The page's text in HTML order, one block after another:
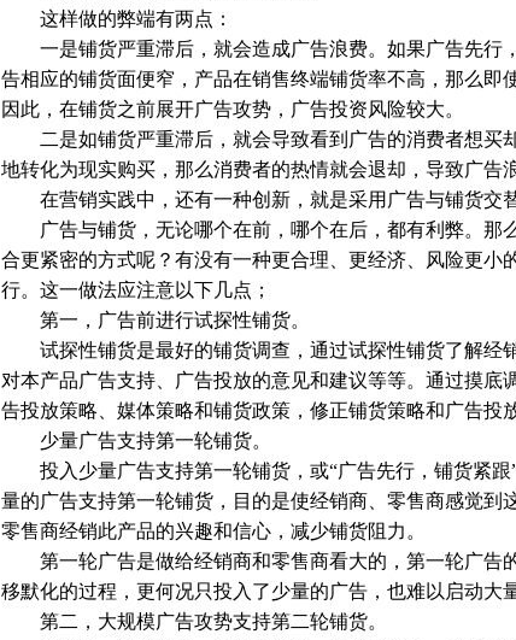
这样做的弊端有两点：
一是铺货严重滞后，就会造成广告浪费。如果广告先行
告相应的铺货面便窄，产品在销售终端铺货率不高，那么即
因此，在铺货之前展开广告攻势，广告投资风险较大。
二是如铺货严重滞后，就会导致看到广告的消费者想买
地转化为现实购买，那么消费者的热情就会退却，导致广告
在营销实践中，还有一种创新，就是采用广告与铺货交替
广告与铺货，无论哪个在前，哪个在后，都有利弊。那
合更紧密的方式呢？有没有一种更合理、更经济、风险更小
行。这一做法应注意以下几点；
第一，广告前进行试探性铺货。
试探性铺货是最好的铺货调查，通过试探性铺货了解经
对本产品广告支持、广告投放的意见和建议等等。通过摸底
告投放策略、媒体策略和铺货政策，修正铺货策略和广告投
少量广告支持第一轮铺货。
投入少量广告支持第一轮铺货，或“广告先行，铺货紧跟
量的广告支持第一轮铺货，目的是使经销商、零售商感觉到
零售商经销此产品的兴趣和信心，减少铺货阻力。
第一轮广告是做给经销商和零售商看大的，第一轮广告
移默化的过程，更何况只投入了少量的广告，也难以启动大
第二，大规模广告攻势支持第二轮铺货。